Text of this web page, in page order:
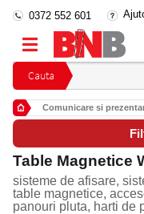
Cauta
0372 552 601
Comunicare si
Table Magnetice
sisteme de afisare,
table magnetice,
panouri pluta, harti de